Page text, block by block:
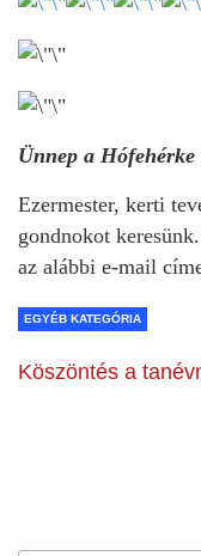
Ünnep a Hófehérke
Ezermester, kerti
gondnokot
az alábbi e-mail
EGYÉB KATEGÓRIA
Köszöntés a